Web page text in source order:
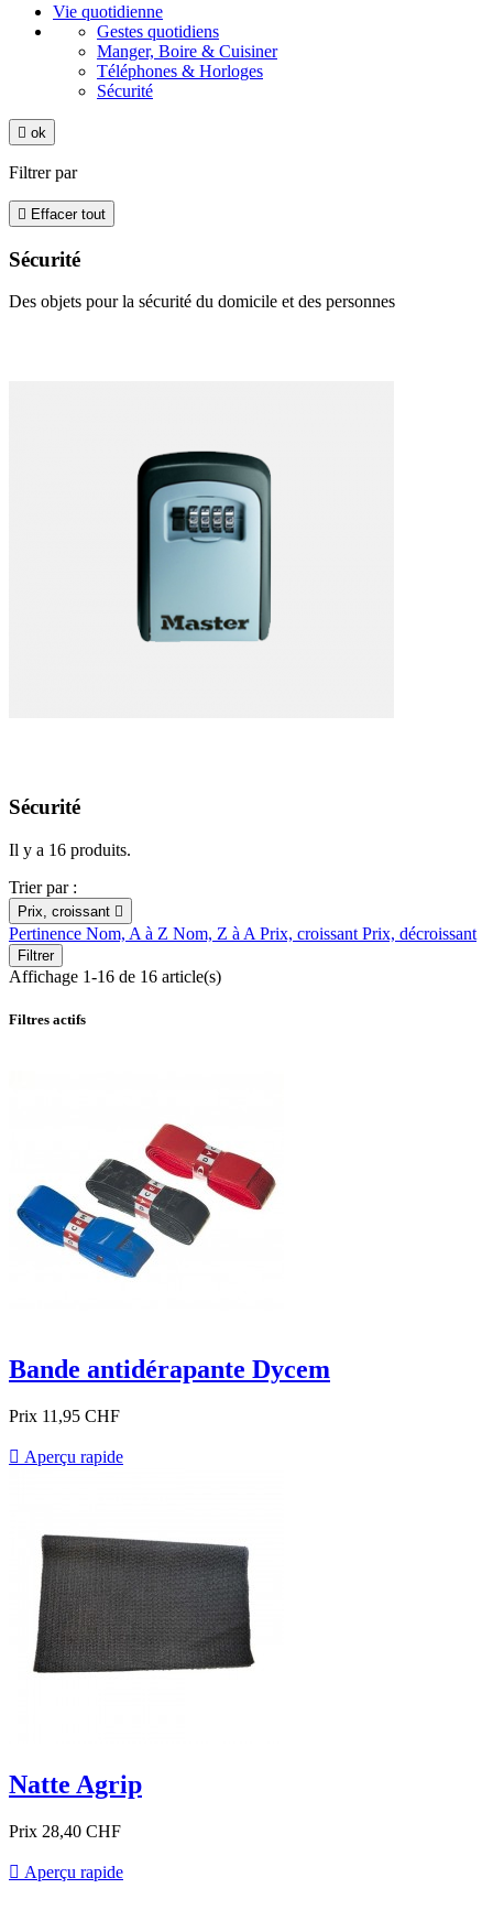
Vie quotidienne
Gestes quotidiens
Manger, Boire & Cuisiner
Téléphones & Horloges
Sécurité
 ok
Filtrer par
 Effacer tout
Sécurité
Des objets pour la sécurité du domicile et des personnes
Sécurité
Il y a 16 produits.
Trier par :
Prix, croissant 
Pertinence Nom, A à Z Nom, Z à A Prix, croissant Prix, décroissant
Filtrer
Affichage 1-16 de 16 article(s)
Filtres actifs
Bande antidérapante Dycem
Prix 11,95 CHF
 Aperçu rapide
Natte Agrip
Prix 28,40 CHF
 Aperçu rapide